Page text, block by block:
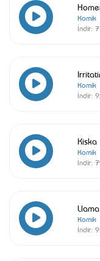
Komik
İndir:
Komik
İndir:
Kiska
Komik
İndir:
Komik
İndir: